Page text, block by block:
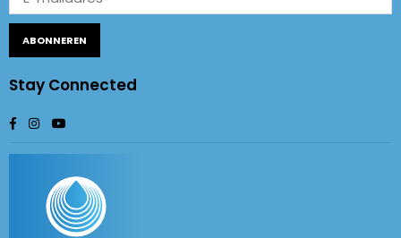
ABONNEREN
Stay Connected
Facebook
Instagram